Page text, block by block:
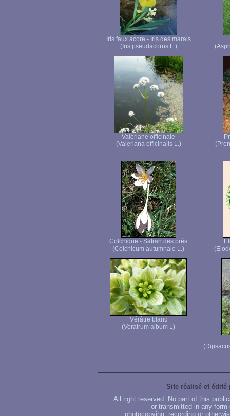
Iris faux acore - Iris des marais
(Iris pseudacorus L.)
Valériane officinale
(Valeriana officinalis L.)
Colchique - Safran des prés
(Colchicum autumnale L.)
Vérâtre blanc
(Veratrum album L)
Site réalisé et édité
All right reserved. No part of this
or transmitted in any
photocopying, recording or